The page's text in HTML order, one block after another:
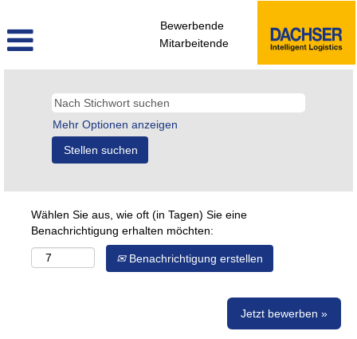
Bewerbende
Mitarbeitende
Mehr Optionen anzeigen
Wählen Sie aus, wie oft (in Tagen) Sie eine
Benachrichtigung erhalten möchten:
Benachrichtigung erstellen
Jetzt bewerben »